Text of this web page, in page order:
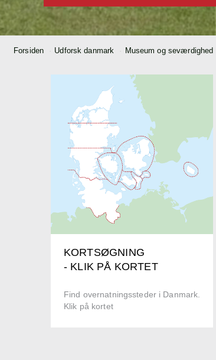
Forsiden Udforsk danmark Museum og seværdighed
KORTSØGNING
- KLIK PÅ KORTET
Find overnatningssteder i Danmark.
Klik på kortet